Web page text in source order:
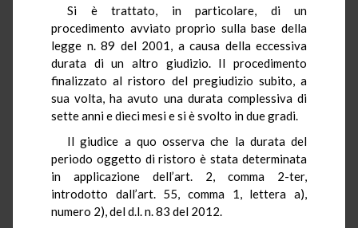
Si è trattato, in particolare, di un
procedimento avviato proprio sulla base della
legge n. 89 del 2001, a causa della eccessiva
durata di un altro giudizio. Il procedimento
finalizzato al ristoro del pregiudizio subito, a
sua volta, ha avuto una durata complessiva di
sette anni e dieci mesi e si è svolto in due gradi.
Il giudice a quo osserva che la durata del
periodo oggetto di ristoro è stata determinata
in applicazione dell’art. 2, comma 2-ter,
introdotto dall’art. 55, comma 1, lettera a),
numero 2), del d.l. n. 83 del 2012.